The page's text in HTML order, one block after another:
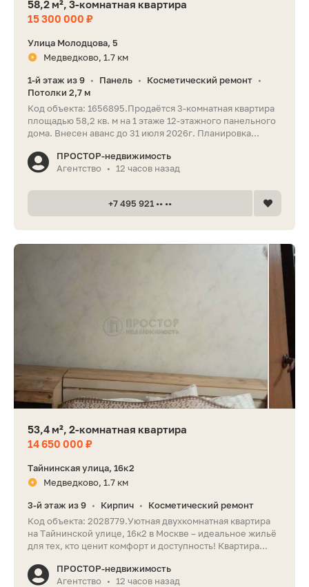
58,2 м², 3-комнатная квартира
15 300 000 ₽
Улица Молодцова, 5
Медведково, 1.7 км
1-й этаж из 9 • Панель • Косметический ремонт •
Потолки 2,7 м
Код объекта: 1656895.Продаётся 3-комнатная квартира
площадью 58,2 кв. м на 1 этаже 12-этажного панельного
дома. Внесен аванс до 31 июля 2026г. Планировка...
ПРОСТОР-недвижимость
Агентство
• 12 часов назад
+7 495 921 •• ••
53,4 м², 2-комнатная квартира
14 650 000 ₽
Тайнинская улица, 16к2
Медведково, 1.7 км
3-й этаж из 9 • Кирпич •
Косметический ремонт
Код объекта: 2028779.Уютная двухкомнатная квартира
на Тайнинской улице, 16к2 в Москве – идеальное жильё
для тех, кто ценит комфорт и доступность! Квартира...
ПРОСТОР-недвижимость
Агентство
• 12 часов назад